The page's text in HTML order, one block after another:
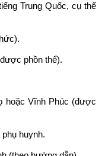
Trung Quốc, cụ thể
phồn thể).
hoặc Vĩnh Phúc (được
huynh.